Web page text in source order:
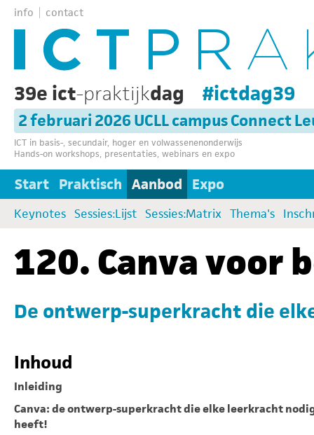
info contact
39e ict-praktijkdag #ictdag39
2 februari 2026 UCLL campus Connect
ICT in basis-, secundair, hoger en volwassenenonderwijs
Hands-on workshops, presentaties, webinars en expo
Start Praktisch Aanbod Expo
Keynotes Sessies:Lijst Sessies:Matrix Thema's
120. Canva voor
De ontwerp-superkracht die
Inhoud
Inleiding
Canva: de ontwerp-superkracht die elke leerkracht
heeft!